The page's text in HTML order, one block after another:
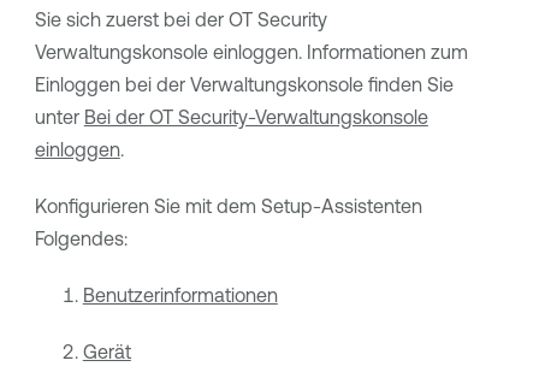
Sie sich zuerst bei der OT Security
Verwaltungskonsole einloggen. Informationen zum
Einloggen bei der Verwaltungskonsole finden Sie
unter Bei der OT Security-Verwaltungskonsole
einloggen.
Konfigurieren Sie mit dem Setup-Assistenten
Folgendes:
Benutzerinformationen
Gerät